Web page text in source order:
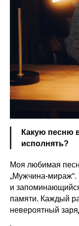
Какую песню
исполнять?
Моя любимая
и
памяти. Каждый
невероятный